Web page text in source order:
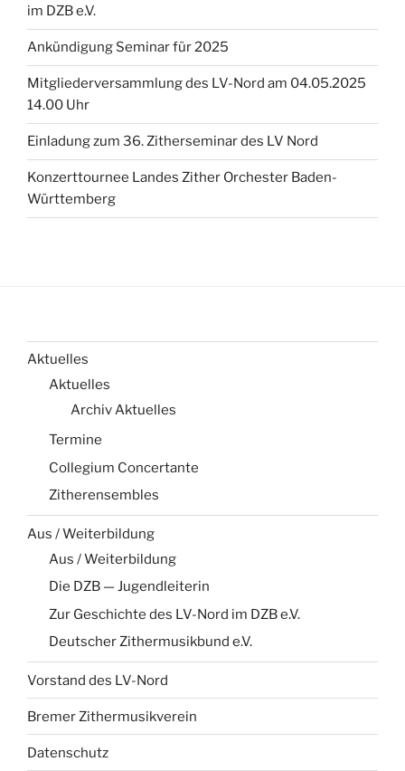
im DZB e.V.
Ankündigung Seminar für 2025
Mitgliederversammlung des LV-Nord am 04.05.2025
14.00 Uhr
Einladung zum 36. Zitherseminar des LV Nord
Konzerttournee Landes Zither Orchester Baden-
Württemberg
Aktuelles
Aktuelles
Archiv Aktuelles
Termine
Collegium Concertante
Zitherensembles
Aus / Weiterbildung
Aus / Weiterbildung
Die DZB — Jugendleiterin
Zur Geschichte des LV-Nord im DZB e.V.
Deutscher Zithermusikbund e.V.
Vorstand des LV-Nord
Bremer Zithermusikverein
Datenschutz